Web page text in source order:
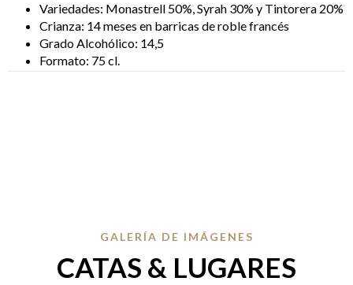
Variedades: Monastrell 50%, Syrah 30% y Tintorera 20%
Crianza: 14 meses en barricas de roble francés
Grado Alcohólico: 14,5
Formato: 75 cl.
GALERÍA DE IMÁGENES
CATAS & LUGARES